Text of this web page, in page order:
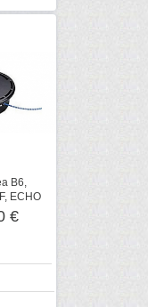
B6,
ECHO
€